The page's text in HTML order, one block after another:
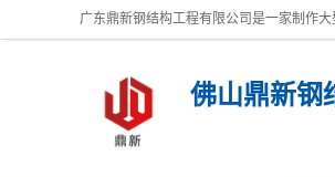
佛山鼎新钢